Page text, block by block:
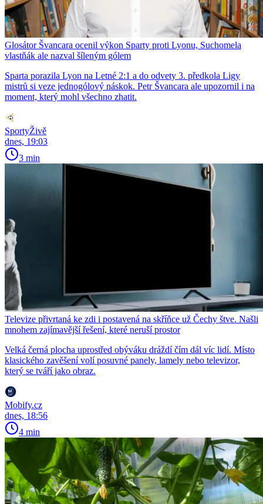
Glosátor Švancara ocenil výkon Sparty proti Lyonu, Suchomela
vlastňák ale nazval šíleným gólem
Sparta porazila Lyon na Letné 2:1 a do odvety 3. předkola Ligy
mistrů si veze jednogólový náskok. Petr Švancara ale upozornil i na
moment, který mohl všechno zhatit.
SportyŽivě
dnes, 19:03
3 min
Televize přivrtaná ke zdi i postavená na skříňce už Čechy štve. Našli
mnohem zajímavější řešení, které neruší prostor
Velká černá plocha uprostřed obýváku dráždí čím dál víc lidí. Místo
klasického zavěšení volí posuvné panely, lamely nebo televizor,
který se tváří jako obraz.
Mobify.cz
dnes, 18:56
4 min